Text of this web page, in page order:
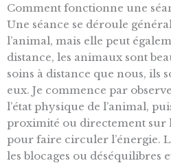
Comment fonctionne une
Une séance se déroule
l’animal, mais elle peut
distance, les animaux sont
soins à distance que nous, ils
eux. Je commence par
l’état physique de l’animal,
proximité ou directement sur
pour faire circuler l’énergie.
les blocages ou déséquilibres